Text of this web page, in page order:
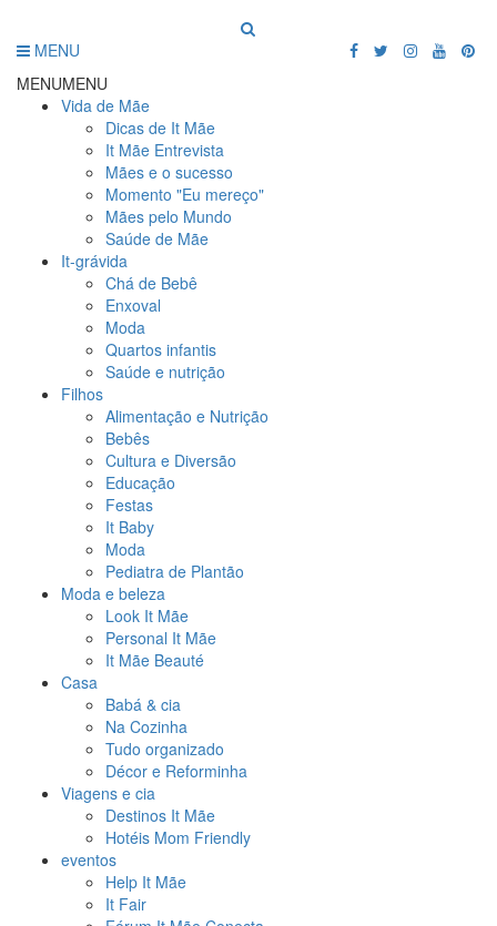
MENU
MENUMENU
Vida de Mãe
Dicas de It Mãe
It Mãe Entrevista
Mães e o sucesso
Momento "Eu mereço"
Mães pelo Mundo
Saúde de Mãe
It-grávida
Chá de Bebê
Enxoval
Moda
Quartos infantis
Saúde e nutrição
Filhos
Alimentação e Nutrição
Bebês
Cultura e Diversão
Educação
Festas
It Baby
Moda
Pediatra de Plantão
Moda e beleza
Look It Mãe
Personal It Mãe
It Mãe Beauté
Casa
Babá & cia
Na Cozinha
Tudo organizado
Décor e Reforminha
Viagens e cia
Destinos It Mãe
Hotéis Mom Friendly
eventos
Help It Mãe
It Fair